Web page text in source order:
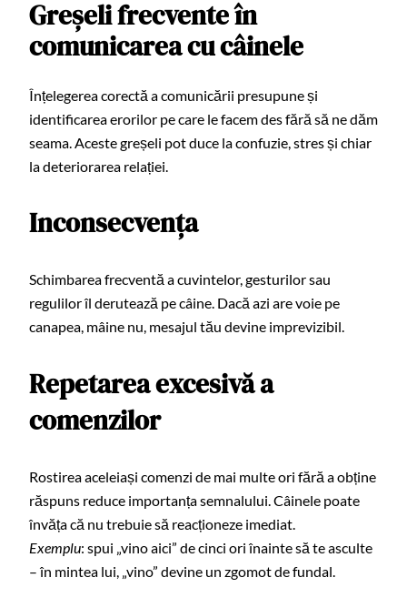
Greșeli frecvente în
comunicarea cu câinele
Înțelegerea corectă a comunicării presupune și
identificarea erorilor pe care le facem des fără să ne dăm
seama. Aceste greșeli pot duce la confuzie, stres și chiar
la deteriorarea relației.
Inconsecvența
Schimbarea frecventă a cuvintelor, gesturilor sau
regulilor îl derutează pe câine. Dacă azi are voie pe
canapea, mâine nu, mesajul tău devine imprevizibil.
Repetarea excesivă a
comenzilor
Rostirea aceleiași comenzi de mai multe ori fără a obține
răspuns reduce importanța semnalului. Câinele poate
învăța că nu trebuie să reacționeze imediat.
Exemplu: spui „vino aici” de cinci ori înainte să te asculte
– în mintea lui, „vino” devine un zgomot de fundal.